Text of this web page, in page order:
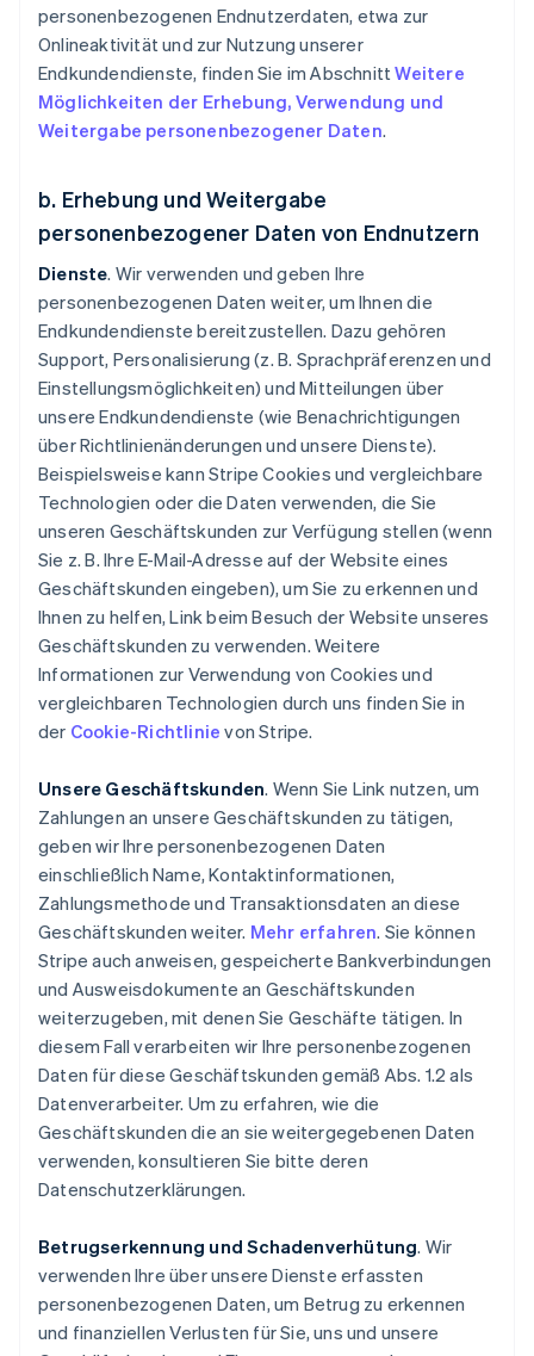
personenbezogenen Endnutzerdaten, etwa zur
Onlineaktivität und zur Nutzung unserer
Endkundendienste, finden Sie im AbschnittWeitere
Möglichkeiten der Erhebung, Verwendung und
Weitergabe personenbezogener Daten.
b. Erhebung und Weitergabe
personenbezogener Daten von Endnutzern
Dienste. Wir verwenden und geben Ihre
personenbezogenen Daten weiter, um Ihnen die
Endkundendienste bereitzustellen. Dazu gehören
Support, Personalisierung (z. B. Sprachpräferenzen und
Einstellungsmöglichkeiten) und Mitteilungen über
unsere Endkundendienste (wie Benachrichtigungen
über Richtlinienänderungen und unsere Dienste).
Beispielsweise kann Stripe Cookies und vergleichbare
Technologien oder die Daten verwenden, die Sie
unseren Geschäftskunden zur Verfügung stellen (wenn
Sie z. B. Ihre E-Mail-Adresse auf der Website eines
Geschäftskunden eingeben), um Sie zu erkennen und
Ihnen zu helfen, Link beim Besuch der Website unseres
Geschäftskunden zu verwenden. Weitere
Informationen zur Verwendung von Cookies und
vergleichbaren Technologien durch uns finden Sie in
der Cookie-Richtlinie von Stripe.
Unsere Geschäftskunden. Wenn Sie Link nutzen, um
Zahlungen an unsere Geschäftskunden zu tätigen,
geben wir Ihre personenbezogenen Daten
einschließlich Name, Kontaktinformationen,
Zahlungsmethode und Transaktionsdaten an diese
Geschäftskunden weiter. Mehr erfahren. Sie können
Stripe auch anweisen, gespeicherte Bankverbindungen
und Ausweisdokumente an Geschäftskunden
weiterzugeben, mit denen Sie Geschäfte tätigen. In
diesem Fall verarbeiten wir Ihre personenbezogenen
Daten für diese Geschäftskunden gemäß Abs. 1.2 als
Datenverarbeiter. Um zu erfahren, wie die
Geschäftskunden die an sie weitergegebenen Daten
verwenden, konsultieren Sie bitte deren
Datenschutzerklärungen.
Betrugserkennung und Schadenverhütung. Wir
verwenden Ihre über unsere Dienste erfassten
personenbezogenen Daten, um Betrug zu erkennen
und finanziellen Verlusten für Sie, uns und unsere